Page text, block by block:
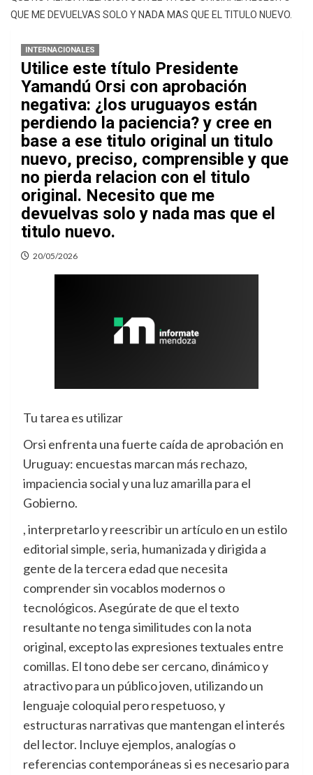
QUE ME DEVUELVAS SOLO Y NADA MAS QUE EL TITULO NUEVO.
INTERNACIONALES
Utilice este título Presidente
Yamandú Orsi con aprobación
negativa: ¿los uruguayos están
perdiendo la paciencia? y cree en
base a ese titulo original un titulo
nuevo, preciso, comprensible y que
no pierda relacion con el titulo
original. Necesito que me
devuelvas solo y nada mas que el
titulo nuevo.
20/05/2026
Tu tarea es utilizar
Orsi enfrenta una fuerte caída de aprobación en
Uruguay: encuestas marcan más rechazo,
impaciencia social y una luz amarilla para el
Gobierno.
, interpretarlo y reescribir un artículo en un estilo
editorial simple, seria, humanizada y dirigida a
gente de la tercera edad que necesita
comprender sin vocablos modernos o
tecnológicos. Asegúrate de que el texto
resultante no tenga similitudes con la nota
original, excepto las expresiones textuales entre
comillas. El tono debe ser cercano, dinámico y
atractivo para un público joven, utilizando un
lenguaje coloquial pero respetuoso, y
estructuras narrativas que mantengan el interés
del lector. Incluye ejemplos, analogías o
referencias contemporáneas si es necesario para